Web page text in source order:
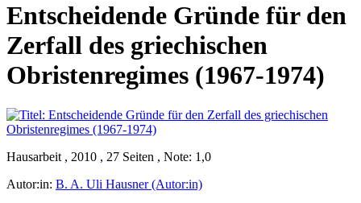
Entscheidende Gründe für den
Zerfall des griechischen
Obristenregimes (1967-1974)
Hausarbeit , 2010 , 27 Seiten , Note: 1,0
Autor:in: B. A. Uli Hausner (Autor:in)